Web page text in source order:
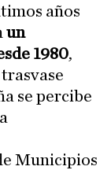
años
un
1980,
se percibe
Municipios